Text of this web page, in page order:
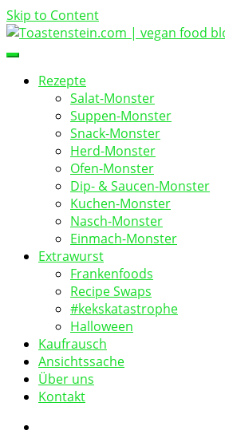
Skip to Content
Toastenstein.com
vegan food blog
Rezepte
Salat-Monster
Suppen-Monster
Snack-Monster
Herd-Monster
Ofen-Monster
Dip- & Saucen-Monster
Kuchen-Monster
Nasch-Monster
Einmach-Monster
Extrawurst
Frankenfoods
Recipe Swaps
#kekskatastrophe
Halloween
Kaufrausch
Ansichtssache
Über uns
Kontakt